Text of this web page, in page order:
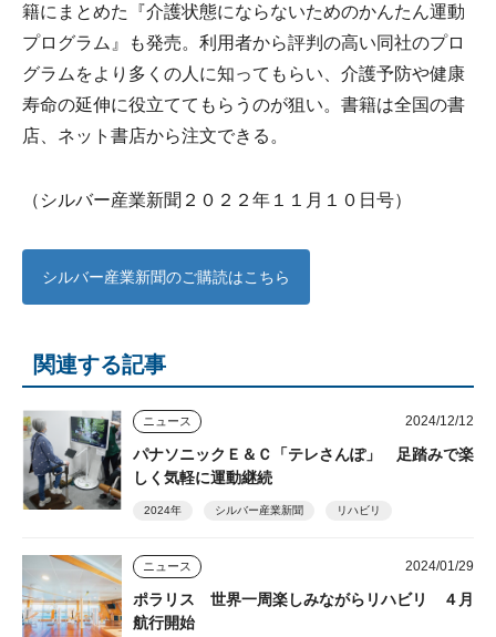
籍にまとめた『介護状態にならないためのかんたん運動
プログラム』も発売。利用者から評判の高い同社のプロ
グラムをより多くの人に知ってもらい、介護予防や健康
寿命の延伸に役立ててもらうのが狙い。書籍は全国の書
店、ネット書店から注文できる。
（シルバー産業新聞２０２２年１１月１０日号）
シルバー産業新聞のご購読はこちら
関連する記事
ニュース 2024/12/12
パナソニックＥ＆Ｃ「テレさんぽ」 足踏みで楽
しく気軽に運動継続
2024年 シルバー産業新聞 リハビリ
ニュース 2024/01/29
ポラリス 世界一周楽しみながらリハビリ ４月
航行開始